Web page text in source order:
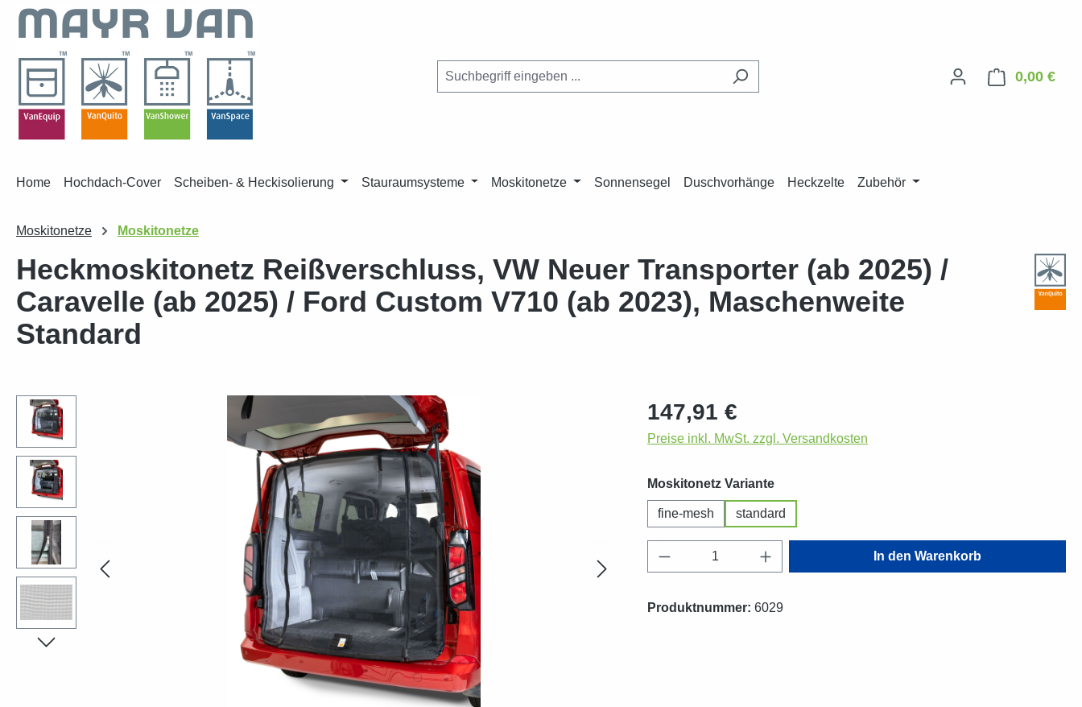
Hauptinhalt springen
Zur Suche springen
Zur Hauptnavigation springen
0,00 €
Home Hochdach-Cover Scheiben- & Heckisolierung Stauraumsysteme Moskitonetze Sonnensegel Duschvorhänge Heckzelte Zubehör
Moskitonetze Moskitonetze
Heckmoskitonetz Reißverschluss, VW Neuer Transporter (ab 2025) /
Caravelle (ab 2025) / Ford Custom V710 (ab 2023), Maschenweite
Standard
Bildergalerie überspringen Regulärer Preis:
147,91 €
Preise inkl. MwSt. zzgl. Versandkosten
Moskitonetz Varianteauswählen
fine-mesh standard
Produkt Anzahl: Gib den gewünschten Wert ein
In den Warenkorb
Produktnummer: 6029